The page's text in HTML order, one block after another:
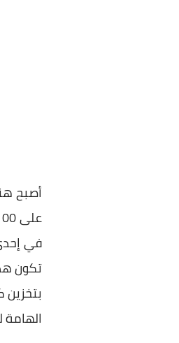
أصبح
في
تكون